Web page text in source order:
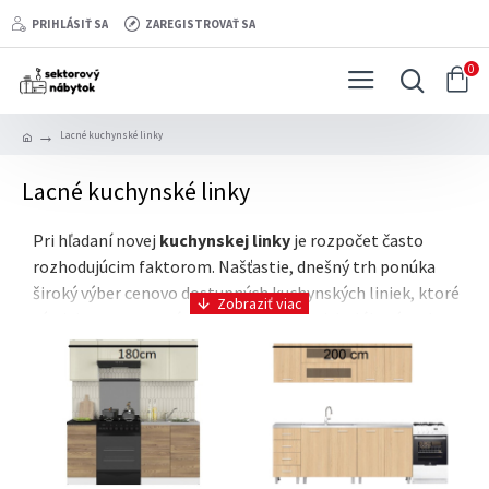
PRIHLÁSIŤ SA ZAREGISTROVAŤ SA
0
Lacné kuchynské linky
Lacné kuchynské linky
Pri hľadaní novej kuchynskej linky je rozpočet často
rozhodujúcim faktorom. Našťastie, dnešný trh ponúka
široký výber cenovo dostupných kuchynských liniek, ktoré
sú nielen cenovo prístupné, ale aj esteticky lákavé a plne
funkčné. Či už máte záujem o kompaktnú kuchyňu do
menšieho bytu alebo hľadáte kompletnú kuchynskú linku,
možností je neúrekom.
Kuchynské linky 180cm
Kuchynské linky s dĺžkou 180 cm sú ideálne riešenie pre